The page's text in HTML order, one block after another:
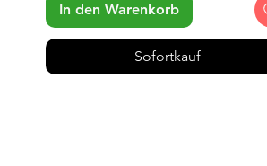
In den Warenkorb
Sofortkauf